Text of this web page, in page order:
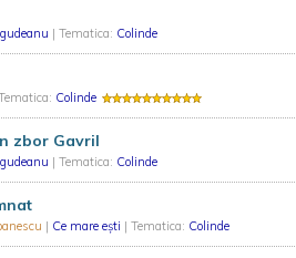
| Tematica: Colinde
Colinde
zbor Gavril
| Tematica: Colinde
| Ce mare ești | Tematica: Colinde